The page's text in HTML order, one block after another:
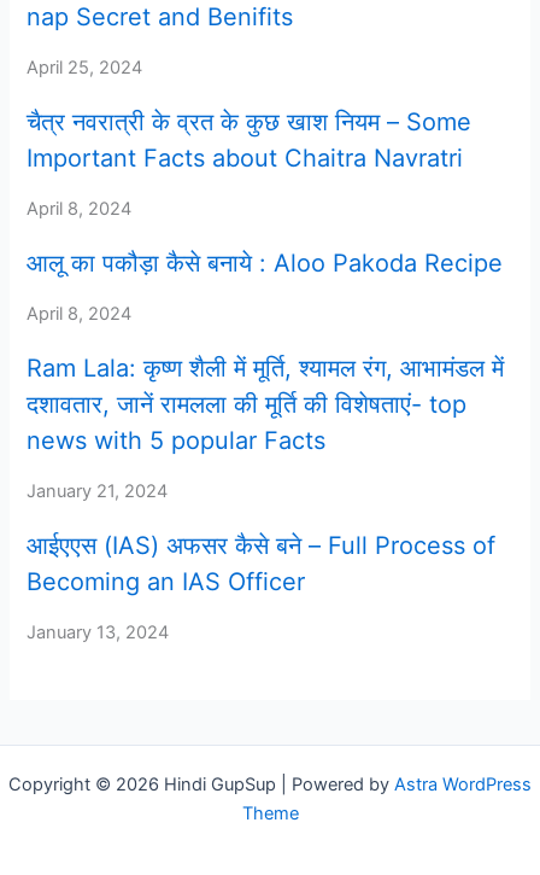
nap Secret and Benifits
April 25, 2024
चैत्र नवरात्री के व्रत के कुछ खाश नियम – Some
Important Facts about Chaitra Navratri
April 8, 2024
आलू का पकौड़ा कैसे बनाये : Aloo Pakoda Recipe
April 8, 2024
Ram Lala: कृष्ण शैली में मूर्ति, श्यामल रंग, आभामंडल में
दशावतार, जानें रामलला की मूर्ति की विशेषताएं- top
news with 5 popular Facts
January 21, 2024
आईएएस (IAS) अफसर कैसे बने – Full Process of
Becoming an IAS Officer
January 13, 2024
Copyright © 2026 Hindi GupSup | Powered by Astra WordPress
Theme